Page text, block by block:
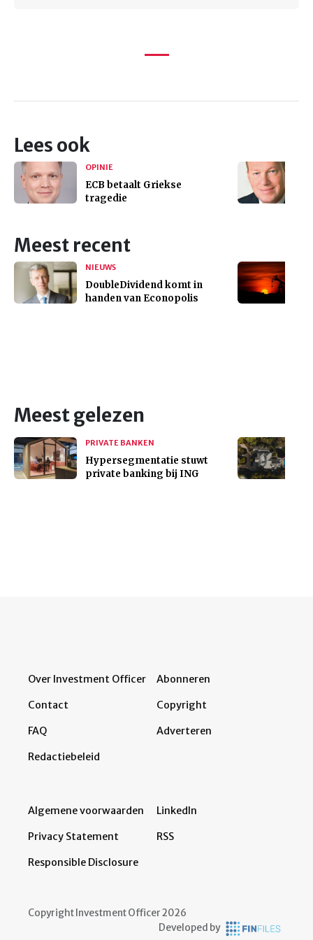
Lees ook
OPINIE
ECB betaalt Griekse
tragedie
Meest recent
NIEUWS
DoubleDividend komt in
handen van Econopolis
Meest gelezen
PRIVATE BANKEN
Hypersegmentatie stuwt
private banking bij ING
Over Investment Officer
Contact
FAQ
Redactiebeleid
Abonneren
Copyright
Adverteren
Algemene voorwaarden
Privacy Statement
Responsible Disclosure
LinkedIn
RSS
Copyright Investment Officer 2026
Developed by